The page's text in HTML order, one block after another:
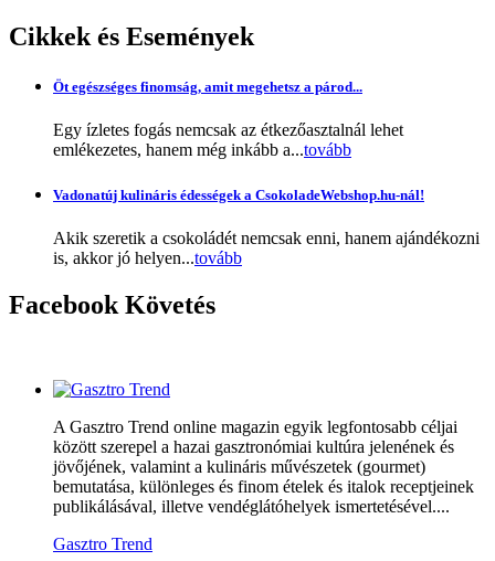
Cikkek és Események
Öt egészséges finomság, amit megehetsz a párod...
Egy ízletes fogás nemcsak az étkezőasztalnál lehet
emlékezetes, hanem még inkább a...tovább
Vadonatúj kulináris édességek a CsokoladeWebshop.hu-nál!
Akik szeretik a csokoládét nemcsak enni, hanem ajándékozni
is, akkor jó helyen...tovább
Facebook Követés
A Gasztro Trend online magazin egyik legfontosabb céljai
között szerepel a hazai gasztronómiai kultúra jelenének és
jövőjének, valamint a kulináris művészetek (gourmet)
bemutatása, különleges és finom ételek és italok receptjeinek
publikálásával, illetve vendéglátóhelyek ismertetésével....
Gasztro Trend